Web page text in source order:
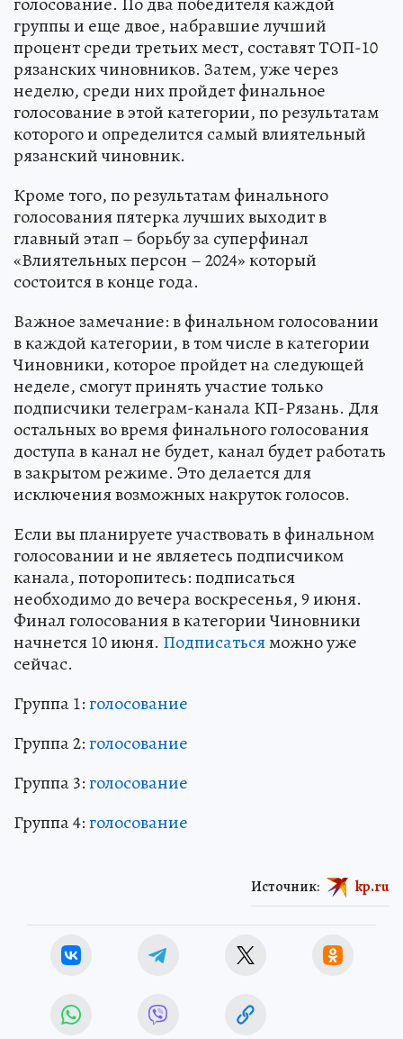
группы и еще двое, набравшие лучший
процент среди третьих мест, составят ТОП-10
рязанских чиновников. Затем, уже через
неделю, среди них пройдет финальное
голосование в этой категории, по результатам
которого и определится самый влиятельный
рязанский чиновник.
Кроме того, по результатам финального
голосования пятерка лучших выходит в
главный этап – борьбу за суперфинал
«Влиятельных персон – 2024» который
состоится в конце года.
Важное замечание: в финальном голосовании
в каждой категории, в том числе в категории
Чиновники, которое пройдет на следующей
неделе, смогут принять участие только
подписчики телеграм-канала КП-Рязань. Для
остальных во время финального голосования
доступа в канал не будет, канал будет работать
в закрытом режиме. Это делается для
исключения возможных накруток голосов.
Если вы планируете участвовать в финальном
голосовании и не являетесь подписчиком
канала, поторопитесь: подписаться
необходимо до вечера воскресенья, 9 июня.
Финал голосования в категории Чиновники
начнется 10 июня. Подписатьсяможно уже
сейчас.
Группа 1:голосование
Группа 2:голосование
Группа 3:голосование
Группа 4:голосование
Источник: kp.ru